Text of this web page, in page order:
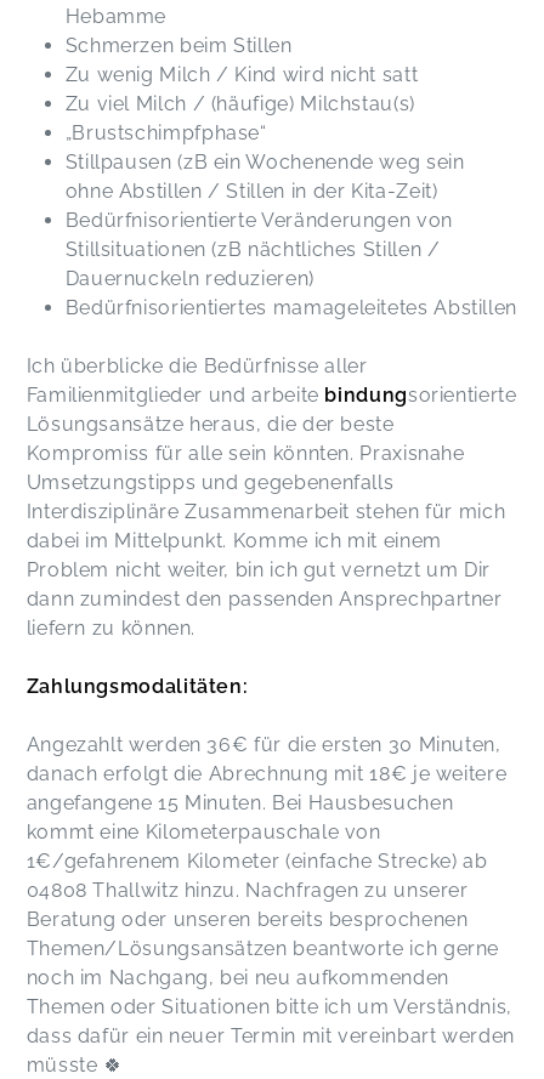
Hebamme
Schmerzen beim Stillen
Zu wenig Milch / Kind wird nicht satt
Zu viel Milch / (häufige) Milchstau(s)
„Brustschimpfphase“
Stillpausen (zB ein Wochenende weg sein
ohne Abstillen / Stillen in der Kita-Zeit)
Bedürfnisorientierte Veränderungen von
Stillsituationen (zB nächtliches Stillen /
Dauernuckeln reduzieren)
Bedürfnisorientiertes mamageleitetes Abstillen
Ich überblicke die Bedürfnisse aller
Familienmitglieder und arbeite bindungsorientierte
Lösungsansätze heraus, die der beste
Kompromiss für alle sein könnten. Praxisnahe
Umsetzungstipps und gegebenenfalls
Interdisziplinäre Zusammenarbeit stehen für mich
dabei im Mittelpunkt. Komme ich mit einem
Problem nicht weiter, bin ich gut vernetzt um Dir
dann zumindest den passenden Ansprechpartner
liefern zu können.
Zahlungsmodalitäten:
Angezahlt werden 36€ für die ersten 30 Minuten,
danach erfolgt die Abrechnung mit 18€ je weitere
angefangene 15 Minuten. Bei Hausbesuchen
kommt eine Kilometerpauschale von
1€/gefahrenem Kilometer (einfache Strecke) ab
04808 Thallwitz hinzu. Nachfragen zu unserer
Beratung oder unseren bereits besprochenen
Themen/Lösungsansätzen beantworte ich gerne
noch im Nachgang, bei neu aufkommenden
Themen oder Situationen bitte ich um Verständnis,
dass dafür ein neuer Termin mit vereinbart werden
müsste 🍀